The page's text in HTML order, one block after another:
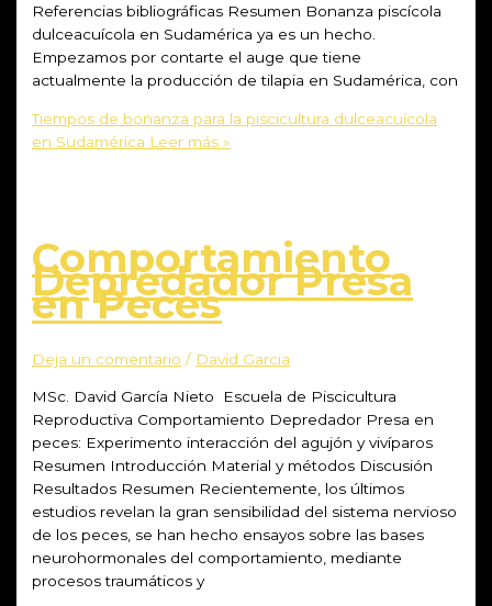
Referencias bibliográficas Resumen Bonanza piscícola
dulceacuícola en Sudamérica ya es un hecho.
Empezamos por contarte el auge que tiene
actualmente la producción de tilapia en Sudamérica, con
Tiempos de bonanza para la piscicultura dulceacuícola
en Sudamérica Leer más »
Comportamiento
Depredador Presa
en Peces
Deja un comentario / David Garcia
MSc. David García Nieto Escuela de Piscicultura
Reproductiva Comportamiento Depredador Presa en
peces: Experimento interacción del agujón y vivíparos
Resumen Introducción Material y métodos Discusión
Resultados Resumen Recientemente, los últimos
estudios revelan la gran sensibilidad del sistema nervioso
de los peces, se han hecho ensayos sobre las bases
neurohormonales del comportamiento, mediante
procesos traumáticos y